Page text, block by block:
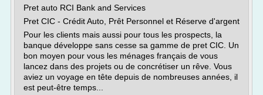
Pret auto RCI Bank and Services
Pret CIC - Crédit Auto, Prêt Personnel et Réserve d'argent
Pour les clients mais aussi pour tous les prospects, la
banque développe sans cesse sa gamme de pret CIC. Un
bon moyen pour vous les ménages français de vous
lancez dans des projets ou de concrétiser un rêve. Vous
aviez un voyage en tête depuis de nombreuses années, il
est peut-être temps...